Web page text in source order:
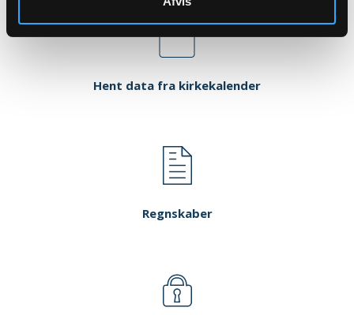
Hent data fra kirkekalender
Regnskaber